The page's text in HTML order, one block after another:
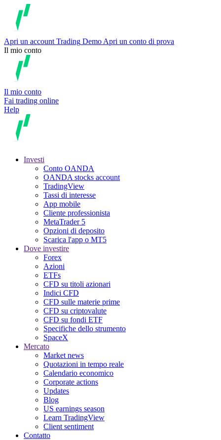
Apri un account Trading Demo Apri un conto di prova
Il mio conto
Il mio conto
Fai trading online
Help
Investi
Conto OANDA
OANDA stocks account
TradingView
Tassi di interesse
App mobile
Cliente professionista
MetaTrader 5
Opzioni di deposito
Scarica l'app o MT5
Dove investire
Forex
Azioni
ETFs
CFD su titoli azionari
Indici CFD
CFD sulle materie prime
CFD su criptovalute
CFD su fondi ETF
Specifiche dello strumento
SpaceX
Mercato
Market news
Quotazioni in tempo reale
Calendario economico
Corporate actions
Updates
Blog
US earnings season
Learn TradingView
Client sentiment
Contatto